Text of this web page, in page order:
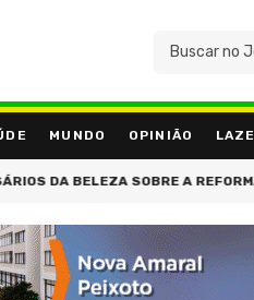
MUNDO OPINIÃO
BELEZA SOBRE A REFORMA